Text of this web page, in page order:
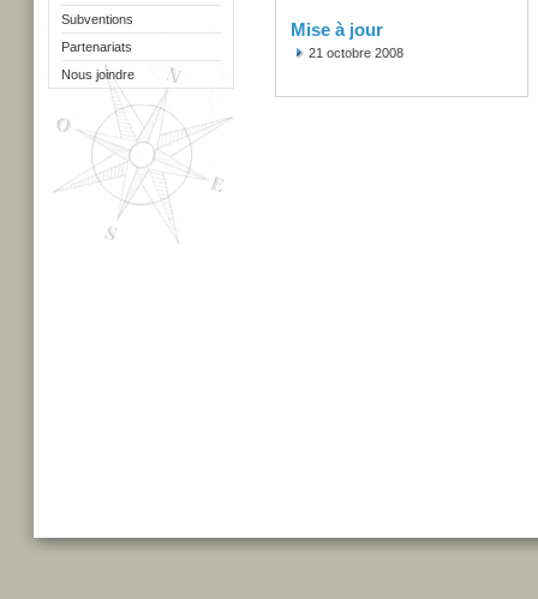
Subventions
Partenariats
Nous joindre
Mise à jour
21 octobre 2008